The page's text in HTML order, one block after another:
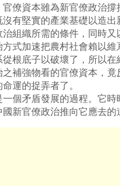
僚資本雖為新官僚政治撐
有堅實的產業基礎以造出
組織所需的條件，同時又
式加速把農村社會賴以維
根底子以破壞了，所以在
補強物看的官僚資本，竟
運的捉弄者了。
矛盾發展的過程。它時
新官僚政治推向它應去的